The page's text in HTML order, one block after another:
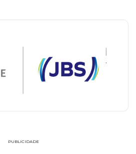
PUBLICIDADE